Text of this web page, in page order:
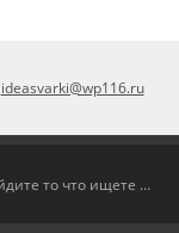
ideasvarki@wp116.ru